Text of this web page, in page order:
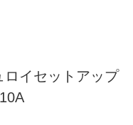
イセットアップ